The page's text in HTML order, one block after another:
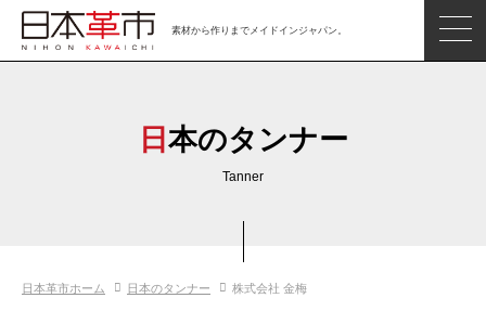
素材から作りまでメイドインジャパン。
革市通信
日本のタンナー
Tanner
日本革市ホーム 日本のタンナー 株式会社 金梅